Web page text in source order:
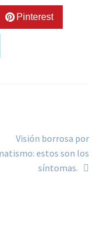
Pinterest
Visión borrosa por
estos son los
síntomas.